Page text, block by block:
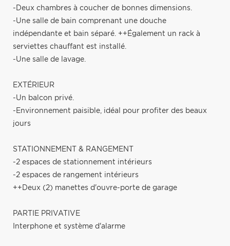
-Deux chambres à coucher de bonnes dimensions.
-Une salle de bain comprenant une douche
indépendante et bain séparé. ++Également un rack à
serviettes chauffant est installé.
-Une salle de lavage.
EXTÉRIEUR
-Un balcon privé.
-Environnement paisible, idéal pour profiter des beaux
jours
STATIONNEMENT & RANGEMENT
-2 espaces de stationnement intérieurs
-2 espaces de rangement intérieurs
++Deux (2) manettes d'ouvre-porte de garage
PARTIE PRIVATIVE
Interphone et système d'alarme